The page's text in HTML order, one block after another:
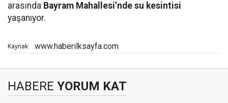
arasında Bayram Mahallesi’nde su kesintisi
yaşanıyor.
Kaynak: www.haberilksayfa.com
HABERE YORUM KAT